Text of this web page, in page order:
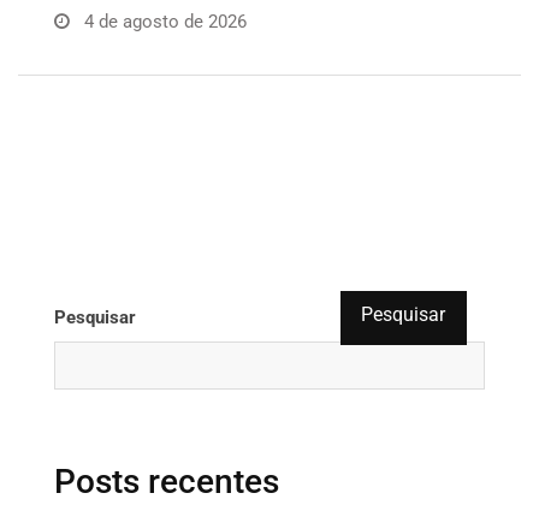
4 de agosto de 2026
Pesquisar Pesquisar
Posts recentes